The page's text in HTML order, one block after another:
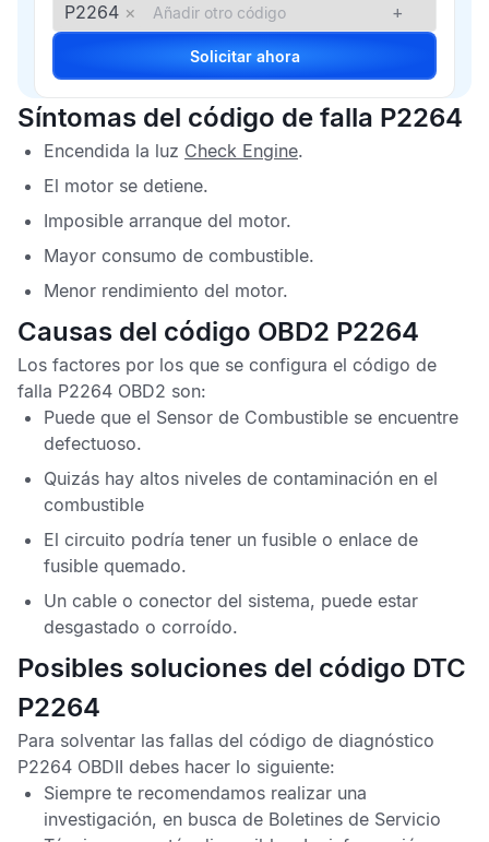
P2264 × +
Solicitar ahora
Síntomas del código de falla P2264
Encendida la luz Check Engine.
El motor se detiene.
Imposible arranque del motor.
Mayor consumo de combustible.
Menor rendimiento del motor.
Causas del código OBD2 P2264
Los factores por los que se configura el código de
falla P2264 OBD2 son:
Puede que el Sensor de Combustible se encuentre
defectuoso.
Quizás hay altos niveles de contaminación en el
combustible
El circuito podría tener un fusible o enlace de
fusible quemado.
Un cable o conector del sistema, puede estar
desgastado o corroído.
Posibles soluciones del código DTC
P2264
Para solventar las fallas del código de diagnóstico
P2264 OBDII debes hacer lo siguiente:
Siempre te recomendamos realizar una
investigación, en busca de Boletines de Servicio